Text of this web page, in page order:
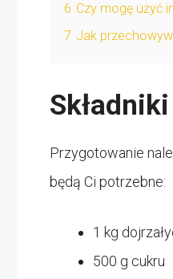
6 Czy mogę użyć
7 Jak
Przygotowanie
będą Ci potrzebne:
1 kg
500 g cukru